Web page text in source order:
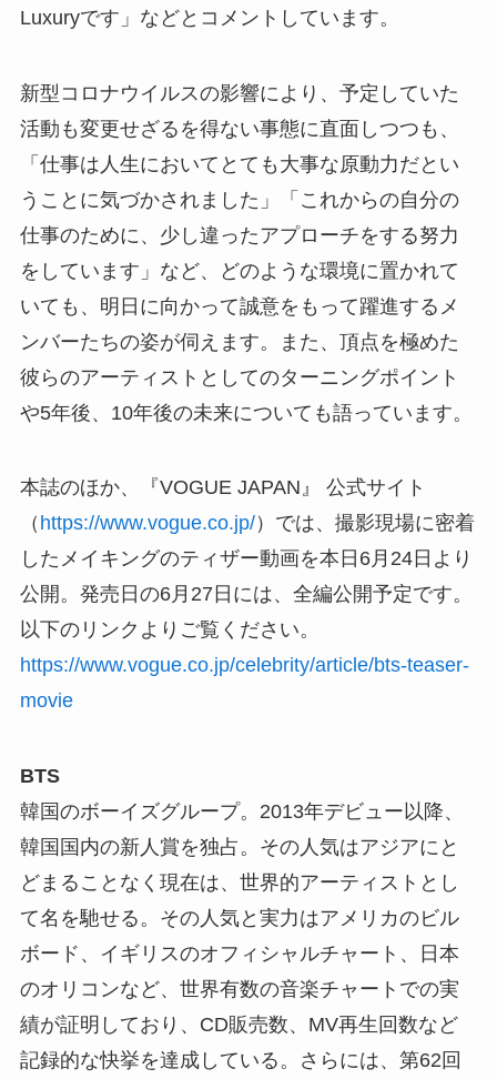
Luxuryです」などとコメントしています。
新型コロナウイルスの影響により、予定していた
活動も変更せざるを得ない事態に直面しつつも、
「仕事は人生においてとても大事な原動力だとい
うことに気づかされました」「これからの自分の
仕事のために、少し違ったアプローチをする努力
をしています」など、どのような環境に置かれて
いても、明日に向かって誠意をもって躍進するメ
ンバーたちの姿が伺えます。また、頂点を極めた
彼らのアーティストとしてのターニングポイント
や5年後、10年後の未来についても語っています。
本誌のほか、『VOGUE JAPAN』 公式サイト
（ https://www.vogue.co.jp/）では、撮影現場に密着
したメイキングのティザー動画を本日6月24日より
公開。発売日の6月27日には、全編公開予定です。
以下のリンクよりご覧ください。
https://www.vogue.co.jp/celebrity/article/bts-teaser-
movie
BTS
韓国のボーイズグループ。2013年デビュー以降、
韓国国内の新人賞を独占。その人気はアジアにと
どまることなく現在は、世界的アーティストとし
て名を馳せる。その人気と実力はアメリカのビル
ボード、イギリスのオフィシャルチャート、日本
のオリコンなど、世界有数の音楽チャートでの実
績が証明しており、CD販売数、MV再生回数など
記録的な快挙を達成している。さらには、第62回